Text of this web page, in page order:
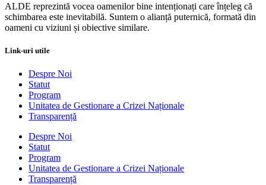
ALDE reprezintă vocea oamenilor bine intenționați care înțeleg că
schimbarea este inevitabilă. Suntem o alianță puternică, formată din
oameni cu viziuni și obiective similare.
Link-uri utile
Despre Noi
Statut
Program
Unitatea de Gestionare a Crizei Naționale
Transparență
Despre Noi
Statut
Program
Unitatea de Gestionare a Crizei Naționale
Transparență